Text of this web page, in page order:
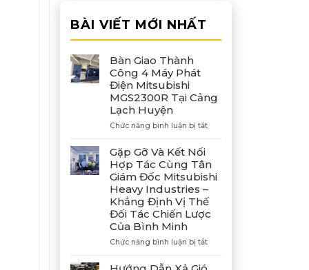
BÀI VIẾT MỚI NHẤT
Bàn Giao Thành
Công 4 Máy Phát
Điện Mitsubishi
MGS2300R Tại Cảng
Lạch Huyện
Chức năng bình luận bị tắtở
Công
4
Máy
Phát
Điện
Tại
Gặp Gỡ Và Kết Nối
Hợp Tác Cùng Tân
Giám Đốc Mitsubishi
Heavy Industries –
Khẳng Định Vị Thế
Đối Tác Chiến Lược
Của Bình Minh
Chức năng bình luận bị tắtở